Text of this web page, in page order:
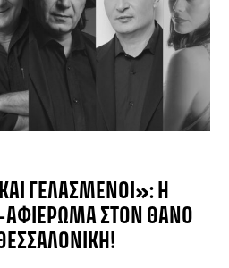
ΓΕΛΑΣΜΈΝΟΙ»: Η
ΑΦΙΈΡΩΜΑ ΣΤΟΝ ΘΆΝΟ